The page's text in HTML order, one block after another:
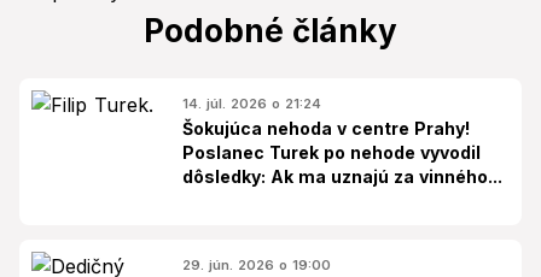
Podobné články
14. júl. 2026 o 21:24
Šokujúca nehoda v centre Prahy!
Poslanec Turek po nehode vyvodil
dôsledky: Ak ma uznajú za vinného...
29. jún. 2026 o 19:00